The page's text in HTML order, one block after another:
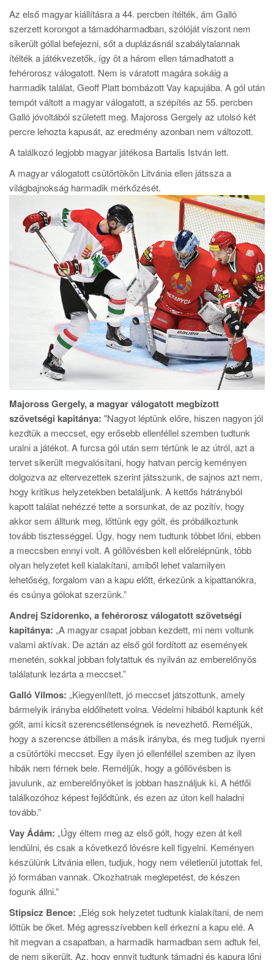
Az első magyar kiállításra a 44. percben ítélték, ám Galló
szerzett korongot a támadóharmadban, szólóját viszont nem
sikerült góllal befejezni, sőt a duplázásnál szabálytalannak
ítélték a játékvezetők, így öt a három ellen támadhatott a
fehérorosz válogatott. Nem is váratott magára sokáig a
harmadik találat, Geoff Platt bombázott Vay kapujába. A gól után
tempót váltott a magyar válogatott, a szépítés az 55. percben
Galló jóvoltából született meg. Majoross Gergely az utolsó két
percre lehozta kapusát, az eredmény azonban nem változott.
A találkozó legjobb magyar játékosa Bartalis István lett.
A magyar válogatott csütörtökön Litvánia ellen játssza a
világbajnokság harmadik mérkőzését.
Majoross Gergely, a magyar válogatott megbízott
szövetségi kapitánya: "Nagyot léptünk előre, hiszen nagyon jól
kezdtük a meccset, egy erősebb ellenféllel szemben tudtunk
uralni a játékot. A furcsa gól után sem tértünk le az útról, azt a
tervet sikerült megvalósítani, hogy hatvan percig keményen
dolgozva az eltervezettek szerint játsszunk, de sajnos azt nem,
hogy kritikus helyzetekben betaláljunk. A kettős hátrányból
kapott találat nehézzé tette a sorsunkat, de az pozitív, hogy
akkor sem álltunk meg, lőttünk egy gólt, és próbálkoztunk
tovább tisztességgel. Úgy, hogy nem tudtunk többet lőni, ebben
a meccsben ennyi volt. A góllövésben kell előrelépnünk, több
olyan helyzetet kell kialakítani, amiből lehet valamilyen
lehetőség, forgalom van a kapu előtt, érkezünk a kipattanókra,
és csúnya gólokat szerzünk.”
Andrej Szidorenko, a fehérorosz válogatott szövetségi
kapitánya: „A magyar csapat jobban kezdett, mi nem voltunk
valami aktívak. De aztán az első gól fordított az események
menetén, sokkal jobban folytattuk és nyilván az emberelőnyös
találatunk lezárta a meccset.”
Galló Vilmos: „Kiegyenlített, jó meccset játszottunk, amely
bármelyik irányba eldőlhetett volna. Védelmi hibából kaptunk két
gólt, ami kicsit szerencsétlenségnek is nevezhető. Reméljük,
hogy a szerencse átbillen a másik irányba, és meg tudjuk nyerni
a csütörtöki meccset. Egy ilyen jó ellenféllel szemben az ilyen
hibák nem férnek bele. Reméljük, hogy a góllövésben is
javulunk, az emberelőnyöket is jobban használjuk ki. A hétfői
találkozóhoz képest fejlődtünk, és ezen az úton kell haladni
tovább.”
Vay Ádám: „Úgy éltem meg az első gólt, hogy ezen át kell
lendülni, és csak a következő lövésre kell figyelni. Keményen
készülünk Litvánia ellen, tudjuk, hogy nem véletlenül jutottak fel,
jó formában vannak. Okozhatnak meglepetést, de készen
fogunk állni.”
Stipsicz Bence: „Elég sok helyzetet tudtunk kialakítani, de nem
lőttük be őket. Még agresszívebben kell érkezni a kapu elé. A
hit megvan a csapatban, a harmadik harmadban sem adtuk fel,
de nem sikerült. Az, hogy ennyit tudtunk támadni és kapura lőni